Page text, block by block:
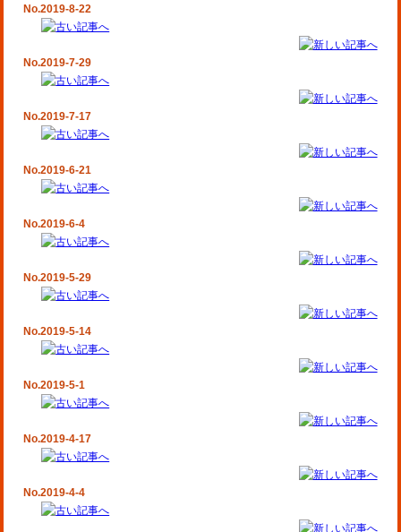
No.2019-8-22
No.2019-7-29
No.2019-7-17
No.2019-6-21
No.2019-6-4
No.2019-5-29
No.2019-5-14
No.2019-5-1
No.2019-4-17
No.2019-4-4